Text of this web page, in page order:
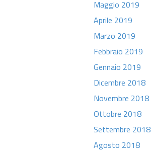
Maggio 2019
Aprile 2019
Marzo 2019
Febbraio 2019
Gennaio 2019
Dicembre 2018
Novembre 2018
Ottobre 2018
Settembre 2018
Agosto 2018